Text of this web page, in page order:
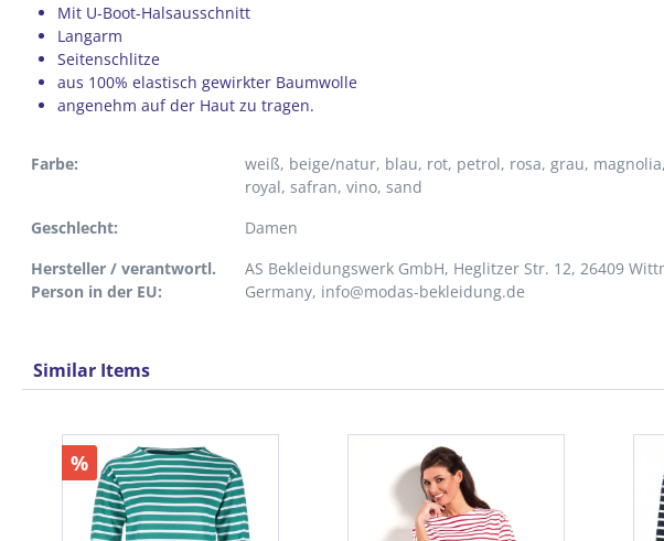
Mit U-Boot-Halsausschnitt
Langarm
Seitenschlitze
aus 100% elastisch gewirkter Baumwolle
angenehm auf der Haut zu tragen.
Farbe: weiß, beige/natur, blau, rot, petrol, rosa, grau, magnolia,
royal, safran, vino, sand
Geschlecht:
Damen
Hersteller / verantwortl.
Person in der EU:
AS Bekleidungswerk GmbH, Heglitzer Str. 12, 26409
Germany, info@modas-bekleidung.de
Similar Items
%